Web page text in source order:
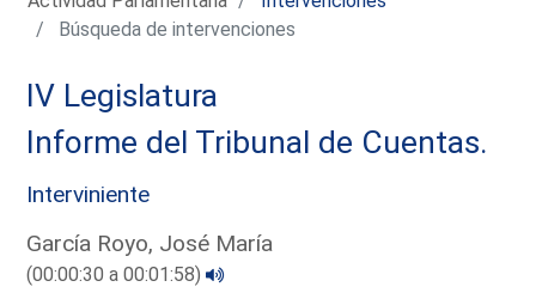
Búsqueda de intervenciones
IV Legislatura
Informe del Tribunal de Cuentas.
Interviniente
García Royo, José María
(00:00:30 a 00:01:58)